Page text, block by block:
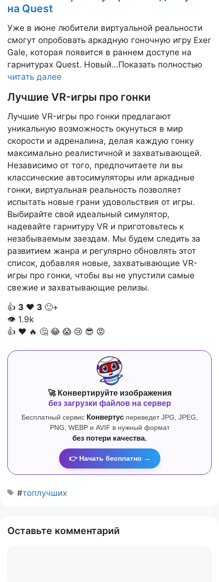
на Quest
Уже в июне любители виртуальной реальности
смогут опробовать аркадную гоночную игру Exer
Gale, которая появится в раннем доступе на
гарнитурах Quest. Новый…Показать полностью
читать далее
Лучшие VR-игры про гонки
Лучшие VR-игры про гонки предлагают
уникальную возможность окунуться в мир
скорости и адреналина, делая каждую гонку
максимально реалистичной и захватывающей.
Независимо от того, предпочитаете ли вы
классические автосимуляторы или аркадные
гонки, виртуальная реальность позволяет
испытать новые грани удовольствия от игры.
Выбирайте свой идеальный симулятор,
надевайте гарнитуру VR и приготовьтесь к
незабываемым заездам. Мы будем следить за
развитием жанра и регулярно обновлять этот
список, добавляя новые, захватывающие VR-
игры про гонки, чтобы вы не упустили самые
свежие и захватывающие релизы.
👍 3 ❤️ 3 🙂+
👁 1.9k
👍 ❤️ 🔥 🤔 😂 😱 😢 😎 😡
🚀 Конвертируйте изображения
без загрузки файлов на сервер
Бесплатный сервис Конвертуспереведет JPG, JPEG,
PNG, WEBP и AVIF в нужный формат
без потери качества.
👉 Начать бесплатно →
#топлучших
Оставьте комментарий